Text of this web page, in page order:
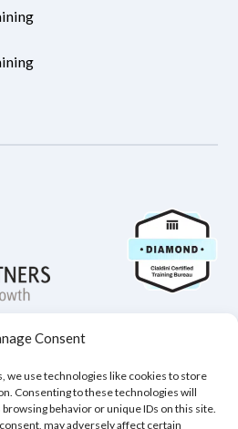
Consent
we use technologies like cookies to store
Consenting to these technologies will
behavior or unique IDs on this site.
may adversely affect certain
Cookiebeleid (EU)